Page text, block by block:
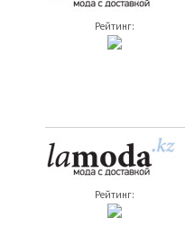
Рейтинг:
Рейтинг: